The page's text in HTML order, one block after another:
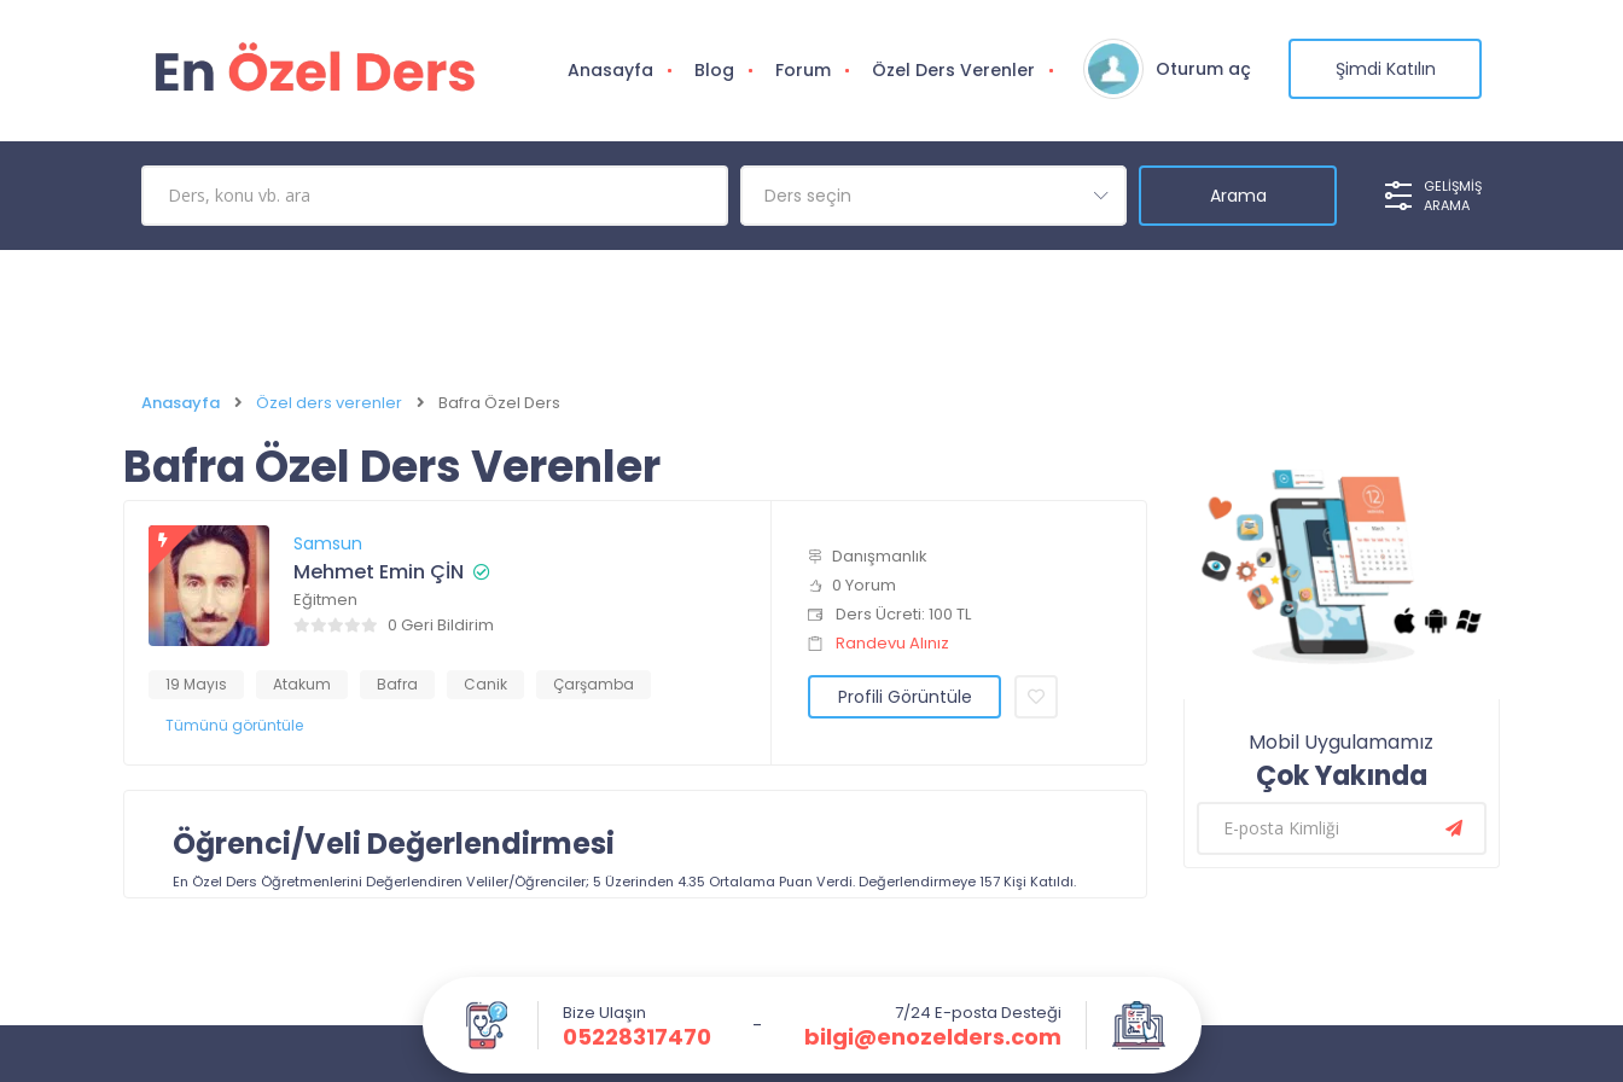
Anasayfa Blog Forum Özel Ders Verenler Oturum aç Şimdi Katılın
Ders seçin
GELIŞMIŞ
ARAMA
Anasayfa Özel ders verenler Bafra Özel Ders
Bafra Özel Ders Verenler
Samsun
Mehmet Emin ÇİN
Eğitmen
0 Geri Bildirim
19 Mayıs Atakum Bafra Canik
Çarşamba
Tümünü görüntüle
Danışmanlık
0 Yorum
Ders Ücreti: 100 TL
Randevu Alınız
Profili Görüntüle
Öğrenci/Veli Değerlendirmesi
En Özel Ders Öğretmenlerini Değerlendiren Veliler/Öğrenciler; 5 Üzerinden 4.35 Ortalama Puan Verdi. Değerlendirmeye157 Kişi Katıldı.
Mobil Uygulamamız
Çok Yakında
Bize Ulaşın
05228317470
7/24 E-posta Desteği
bilgi@enozelders.com
-